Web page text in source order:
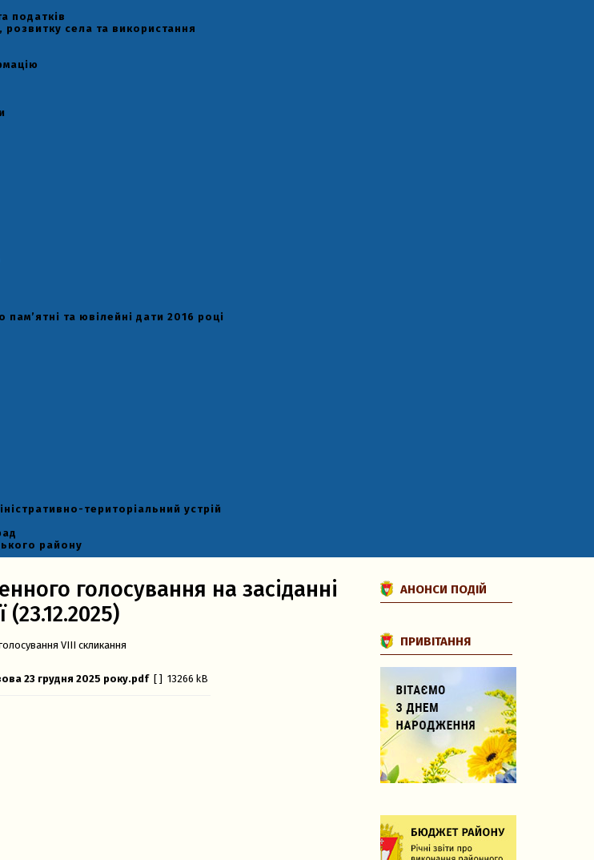
податків
розвитку села та використання
та ювілейні дати 2016 році
територіальний устрій
району
голосування на засіданні
(23.12.2025)
VIII скликання
23 грудня 2025 року.pdf [ ] 13266 kB
АНОНСИ ПОДІЙ
ПРИВІТАННЯ